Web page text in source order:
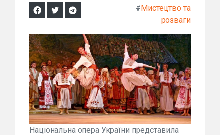
#Мистецтво та
розваги
Національна опера України представила